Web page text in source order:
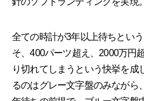
全ての時計が3年以上待ちとい
そ、400パーツ超え、2000万円
り切れてしまうという快挙を成
るのはグレー文字盤のみながら